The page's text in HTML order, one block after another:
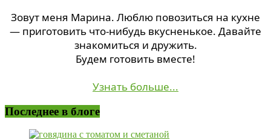
Зовут меня Марина. Люблю повозиться на кухне
— приготовить что-нибудь вкусненькое. Давайте
знакомиться и дружить.
Будем готовить вместе!
Узнать больше...
Последнее в блоге